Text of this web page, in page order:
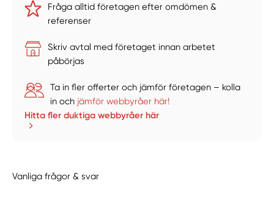
Välj tillvägagångssätt
Fråga alltid företagen efter omdömen &
referenser
Skriv avtal med företaget innan arbetet
påbörjas
Ta in fler offerter och jämför företagen – kolla
in och jämför webbyråer här!
Hitta fler duktiga webbyråer här
Vanliga frågor & svar